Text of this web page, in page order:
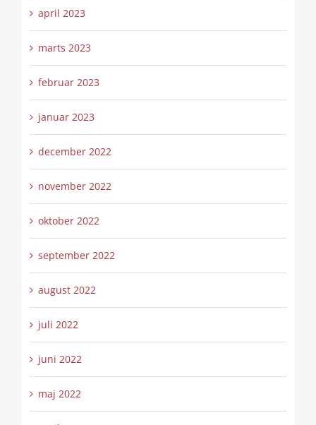
april 2023
marts 2023
februar 2023
januar 2023
december 2022
november 2022
oktober 2022
september 2022
august 2022
juli 2022
juni 2022
maj 2022